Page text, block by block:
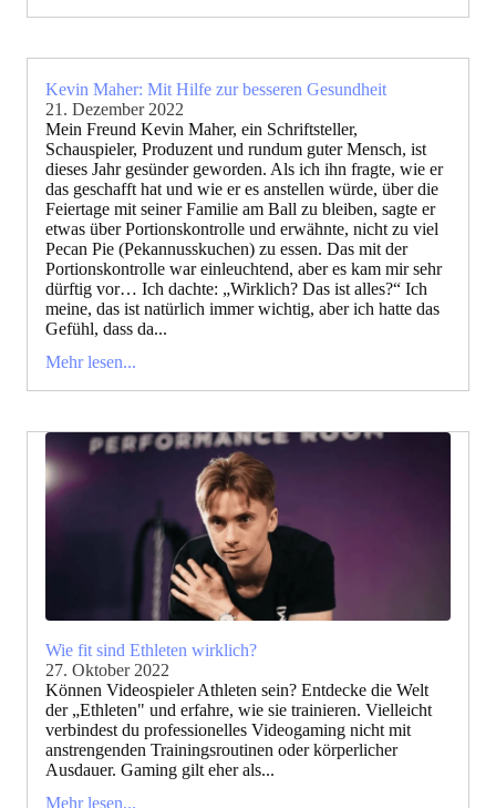
Kevin Maher: Mit Hilfe zur besseren Gesundheit
21. Dezember 2022
Mein Freund Kevin Maher, ein Schriftsteller,
Schauspieler, Produzent und rundum guter Mensch, ist
dieses Jahr gesünder geworden. Als ich ihn fragte, wie er
das geschafft hat und wie er es anstellen würde, über die
Feiertage mit seiner Familie am Ball zu bleiben, sagte er
etwas über Portionskontrolle und erwähnte, nicht zu viel
Pecan Pie (Pekannusskuchen) zu essen. Das mit der
Portionskontrolle war einleuchtend, aber es kam mir sehr
dürftig vor… Ich dachte: „Wirklich? Das ist alles?“ Ich
meine, das ist natürlich immer wichtig, aber ich hatte das
Gefühl, dass da...
Mehr lesen...
Wie fit sind Ethleten wirklich?
27. Oktober 2022
Können Videospieler Athleten sein? Entdecke die Welt
der „Ethleten" und erfahre, wie sie trainieren. Vielleicht
verbindest du professionelles Videogaming nicht mit
anstrengenden Trainingsroutinen oder körperlicher
Ausdauer. Gaming gilt eher als...
Mehr lesen...